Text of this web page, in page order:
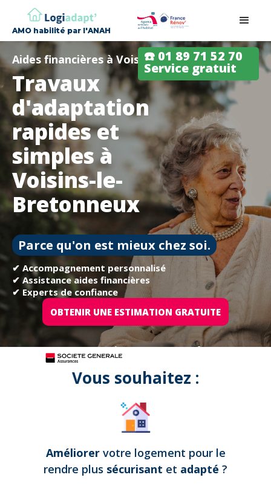
AMO habilité par l'ANAH
☎️ 01 89 71 52 70
Service gratuit
Aides financières à Voisins-le-Bretonneux
Travaux
d'adaptation
rapides et
simples à
Voisins-le-
Bretonneux
Parce qu'on est mieux chez soi.
✔ Accompagnement personnalisé
✔ Assistance aides financières
✔ Experts de confiance
OBTENIR UNE ESTIMATION GRATUITE
Tous nos projets sont assurés par
Vous souhaitez :
Améliorer votre logement pour le
rendre plus sécurisant et adapté ?